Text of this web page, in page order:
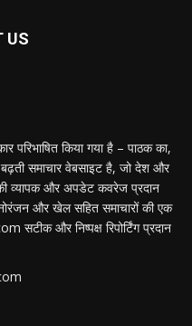
US
किया गया है – पाठक का,
समाचार वेबसाइट है, जो देश और
व्यापक और अपडेट कवरेज प्रदान
और खेल सहित समाचारों की एक
और निष्पक्ष रिपोर्टिंग प्रदान